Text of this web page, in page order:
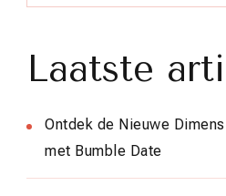
Laatste
Ontdek de Nieuwe
met Bumble Date